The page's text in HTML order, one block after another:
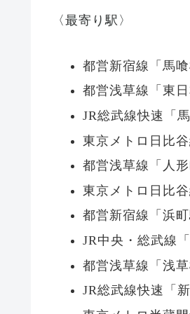
〈最寄り駅〉
都営新宿線「馬
都営浅草線「東
JR総武線快速「
東京メトロ日比
都営浅草線「人
東京メトロ日比
都営新宿線「浜
JR中央・総武線
都営浅草線「浅
JR総武線快速「